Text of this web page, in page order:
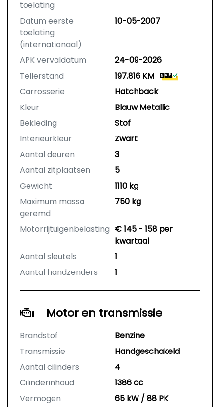
toelating
Datum eerste
toelating
(internationaal)
10-05-2007
APK vervaldatum
24-09-2026
Tellerstand
197.816 KM
Carrosserie
Hatchback
Kleur
Blauw Metallic
Bekleding
Stof
Interieurkleur
Zwart
Aantal deuren
3
Aantal zitplaatsen
5
Gewicht
1110 kg
Maximum massa
geremd
750 kg
Motorrijtuigenbelasting € 145 - 158 per
kwartaal
Aantal sleutels
1
Aantal handzenders
1
Motor en transmissie
Brandstof
Benzine
Transmissie
Handgeschakeld
Aantal cilinders
4
Cilinderinhoud
1386 cc
Vermogen
65 kW / 88 PK